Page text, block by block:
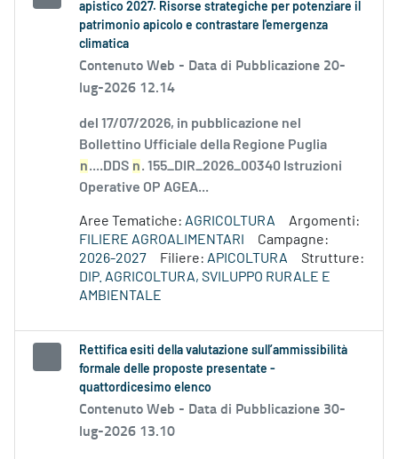
apistico 2027. Risorse strategiche per potenziare il
patrimonio apicolo e contrastare l'emergenza
climatica
Contenuto Web - Data di Pubblicazione 20-
lug-2026 12.14
del 17/07/2026, in pubblicazione nel
Bollettino Ufficiale della Regione Puglia
n....DDS n. 155_DIR_2026_00340 Istruzioni
Operative OP AGEA...
Aree Tematiche: AGRICOLTURA
Argomenti:
FILIERE AGROALIMENTARI
Campagne:
2026-2027
Filiere: APICOLTURA
Strutture:
DIP. AGRICOLTURA, SVILUPPO RURALE E
AMBIENTALE
Rettifica esiti della valutazione sull’ammissibilità
formale delle proposte presentate -
quattordicesimo elenco
Contenuto Web - Data di Pubblicazione 30-
lug-2026 13.10